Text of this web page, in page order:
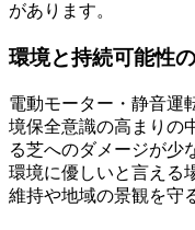
があります。
環境と持続可能性
電動モーター・静音運
境保全意識の高まりの
る芝へのダメージが少
環境に優しいと言える
維持や地域の景観を守